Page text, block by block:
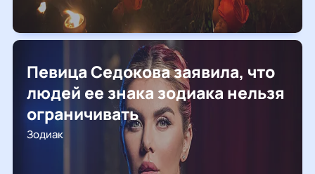
Певица Седокова заявила, что
людей ее знака зодиака нельзя
ограничивать
Зодиак